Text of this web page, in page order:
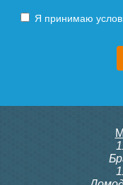
Я принимаю